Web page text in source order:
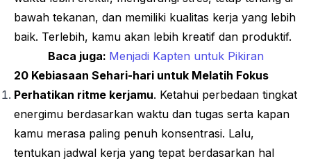
bawah tekanan, dan memiliki kualitas kerja yang lebih
baik. Terlebih, kamu akan lebih kreatif dan produktif.
Baca juga: Menjadi Kapten untuk Pikiran
20 Kebiasaan Sehari-hari untuk Melatih Fokus
Perhatikan ritme kerjamu. Ketahui perbedaan tingkat
energimu berdasarkan waktu dan tugas serta kapan
kamu merasa paling penuh konsentrasi. Lalu,
tentukan jadwal kerja yang tepat berdasarkan hal